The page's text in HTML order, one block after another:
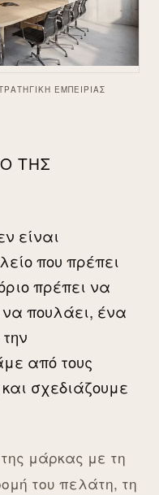
ΕΜΠΕΙΡΊΑΣ
ΤΗΣ
είναι
που πρέπει
πρέπει να
πουλάει, ένα
από τους
σχεδιάζουμε
μάρκας με τη
του πελάτη, τη